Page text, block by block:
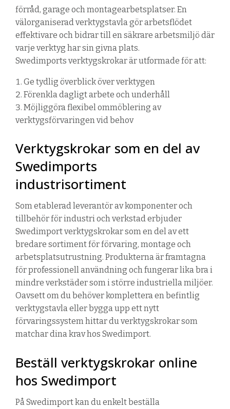
förråd, garage och montagearbetsplatser. En
välorganiserad verktygstavla gör arbetsflödet
effektivare och bidrar till en säkrare arbetsmiljö där
varje verktyg har sin givna plats.
Swedimports verktygskrokar är utformade för att:
Ge tydlig överblick över verktygen
Förenkla dagligt arbete och underhåll
Möjliggöra flexibel ommöblering av
verktygsförvaringen vid behov
Verktygskrokar som en del av
Swedimports
industrisortiment
Som etablerad leverantör av komponenter och
tillbehör för industri och verkstad erbjuder
Swedimport verktygskrokar som en del av ett
bredare sortiment för förvaring, montage och
arbetsplatsutrustning. Produkterna är framtagna
för professionell användning och fungerar lika bra i
mindre verkstäder som i större industriella miljöer.
Oavsett om du behöver komplettera en befintlig
verktygstavla eller bygga upp ett nytt
förvaringssystem hittar du verktygskrokar som
matchar dina krav hos Swedimport.
Beställ verktygskrokar online
hos Swedimport
På Swedimport kan du enkelt beställa